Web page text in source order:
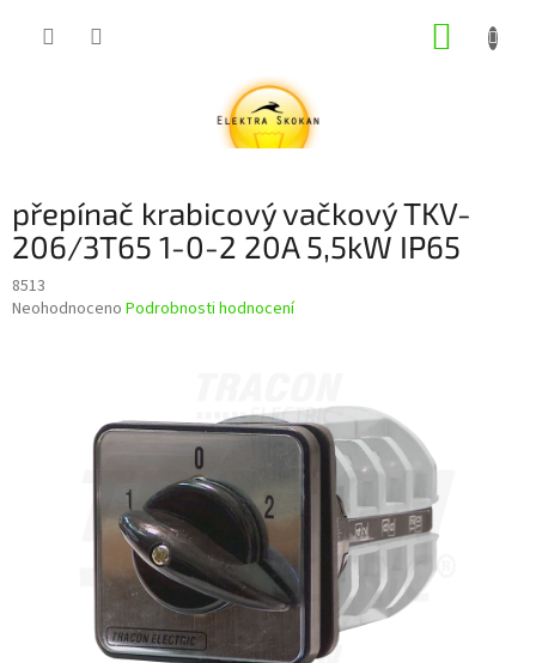
přepínač krabicový vačkový TKV-
206/3T65 1-0-2 20A 5,5kW IP65
8513
Průměrné
Neohodnoceno Podrobnosti hodnocení